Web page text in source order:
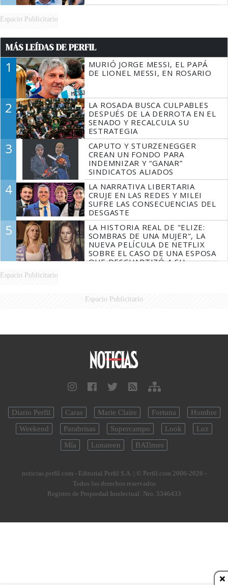
Espacio Publicitario
MÁS LEÍDAS DE PERFIL
1
MURIÓ JORGE MESSI, EL PAPÁ
DE LIONEL MESSI, EN ROSARIO
2
LA ROSADA BUSCA CULPABLES
DESPUÉS DE LA DERROTA EN EL
SENADO Y RECALCULA SU
ESTRATEGIA
3
CAPUTO Y STURZENEGGER
CREAN UN FONDO PARA
INDEMNIZAR Y “GANAR”
SINDICATOS ALIADOS
4
LA NARRATIVA LIBERTARIA
CRUJE EN LAS REDES Y MILEI
SUFRE LAS CONSECUENCIAS DEL
DESGASTE
5
LA HISTORIA REAL DE "ELIZE:
SOMBRAS DE UNA MUJER", LA
NUEVA PELÍCULA DE NETFLIX
SOBRE EL CASO DE UNA ESPOSA
QUE DESCUARTIZÓ A SU
Espacio Publicitario
Espacio Publicitario
Diario Perfil Caras Marie Claire Fortuna
Hombre
Weekend
Parabrisas Supercampo Look
Luz
Mía
Lunateen BATimes
noticias.perfil.com - Editorial Perfil S.A. | © Perfil.com 2006-2026 -
Todos los derechos reservados
Registro de Propiedad Intelectual: Nro. 5346433